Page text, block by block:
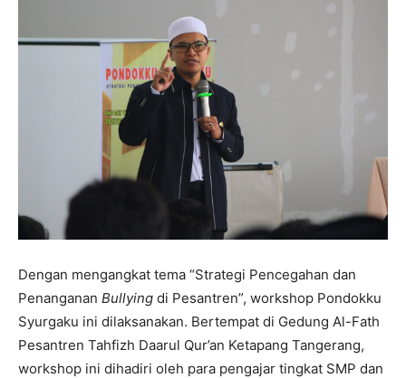
Dengan mengangkat tema “Strategi Pencegahan dan
Penanganan Bullying di Pesantren”, workshop Pondokku
Syurgaku ini dilaksanakan. Bertempat di Gedung Al-Fath
Pesantren Tahfizh Daarul Qur’an Ketapang Tangerang,
workshop ini dihadiri oleh para pengajar tingkat SMP dan